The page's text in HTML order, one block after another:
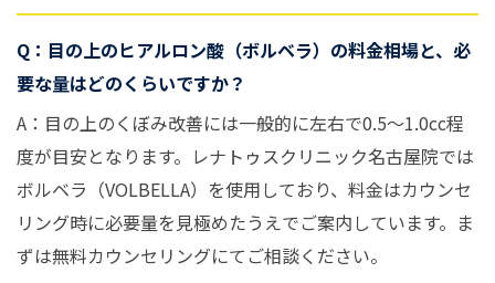
Q：目の上のヒアルロン酸（ボルベラ）の料金相場と、必
要な量はどのくらいですか？
A：目の上のくぼみ改善には一般的に左右で0.5〜1.0cc程
度が目安となります。レナトゥスクリニック名古屋院では
ボルベラ（VOLBELLA）を使用しており、料金はカウンセ
リング時に必要量を見極めたうえでご案内しています。ま
ずは無料カウンセリングにてご相談ください。